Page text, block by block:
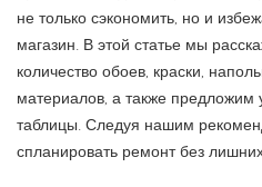
не только сэкономить, но и
магазин. В этой статье мы
количество обоев, краски,
материалов, а также предложим
таблицы. Следуя нашим
спланировать ремонт без